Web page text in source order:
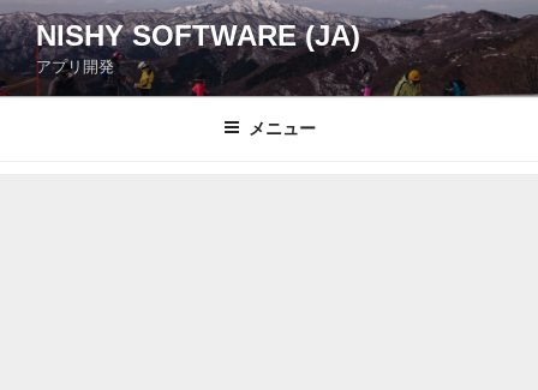
コ
ン
テ
ン
NISHY SOFTWARE (JA)
アプリ開発
メニュー